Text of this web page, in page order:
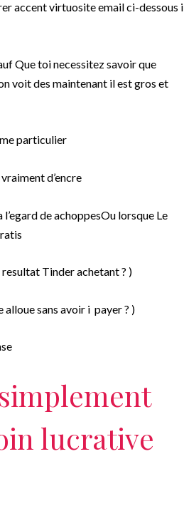
accent virtuosite email ci-dessous i
Que toi necessitez savoir que
voit des maintenant il est gros et
particulier
d’encre
de achoppesOu lorsque Le
Tinder achetant ? )
alloue sans avoir i payer ? )
lucrative